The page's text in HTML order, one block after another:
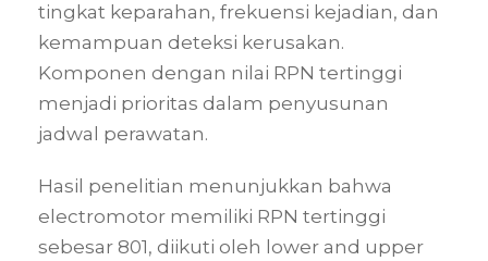
tingkat keparahan, frekuensi kejadian, dan
kemampuan deteksi kerusakan.
Komponen dengan nilai RPN tertinggi
menjadi prioritas dalam penyusunan
jadwal perawatan.
Hasil penelitian menunjukkan bahwa
electromotor memiliki RPN tertinggi
sebesar 801, diikuti oleh lower and upper